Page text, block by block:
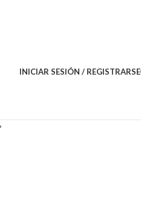
INICIAR SESIÓN / REGISTRARSE